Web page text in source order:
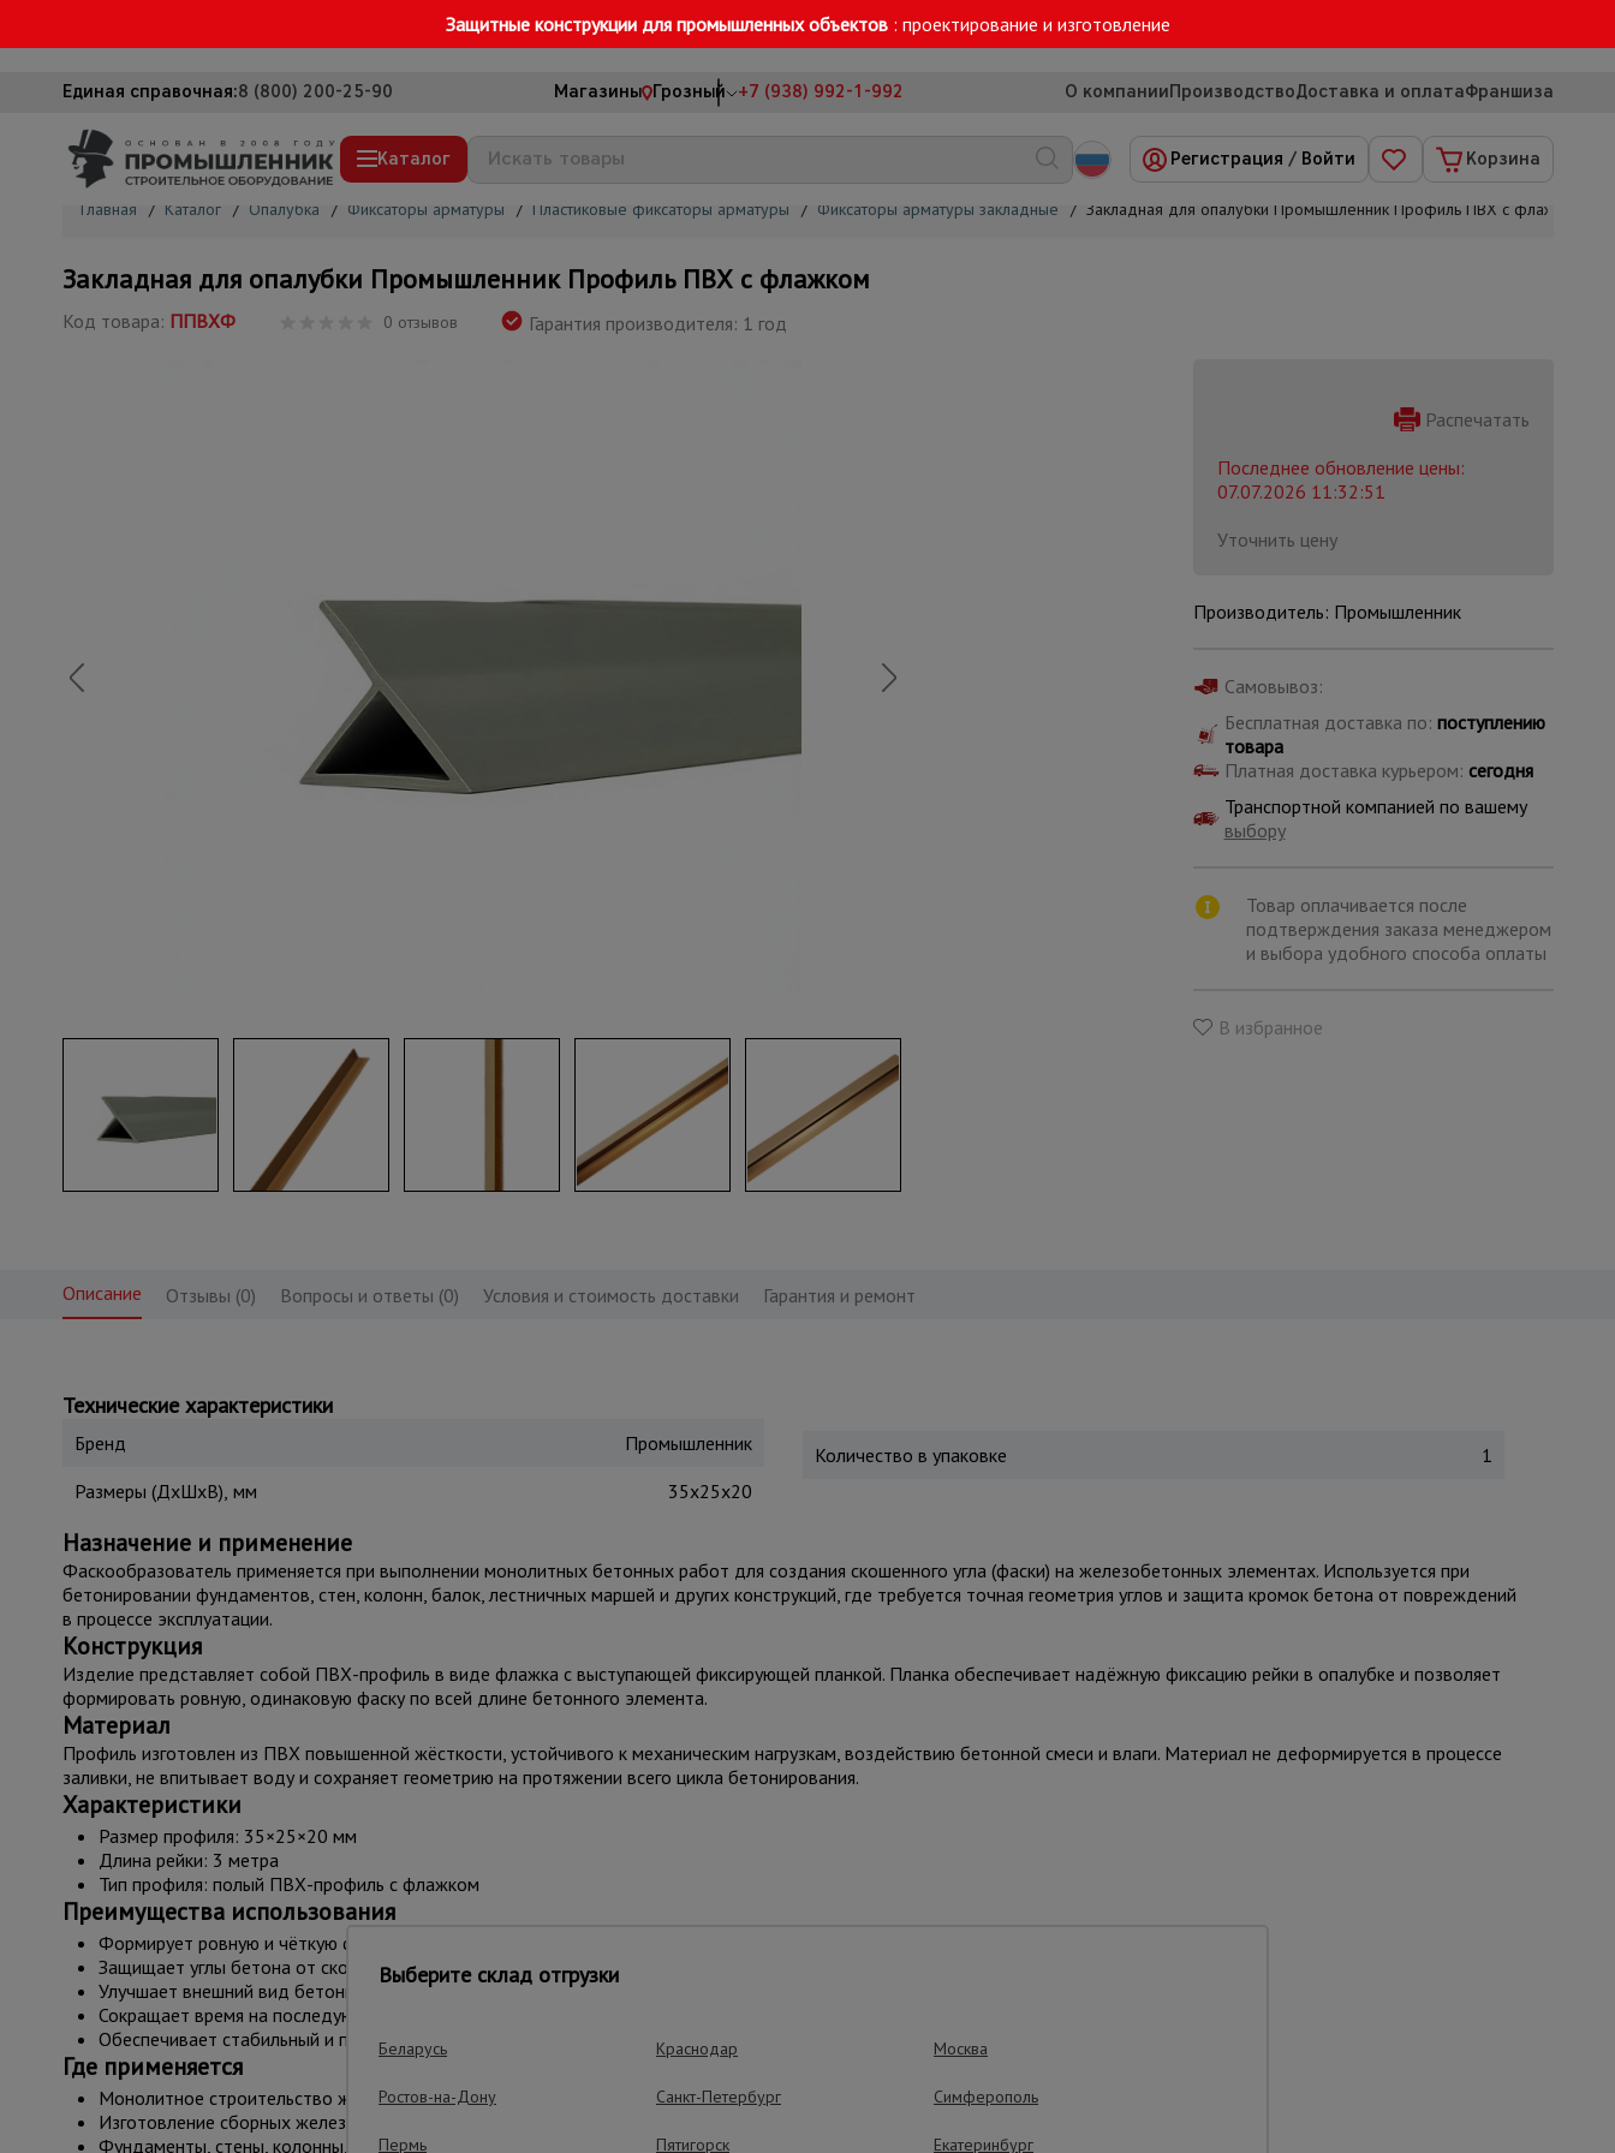
Защитные конструкции для промышленных объектов : проектирование и изготовление
Единая справочная:8 (800) 200-25-90 Магазины Грозный +7 (938) 992-1-992 О компанииПроизводствоДоставка и оплатаФраншиза
Каталог
Вышки-туры
Подмости строительные
Вибротехника для строительства
Оборудование для работы с арматурой
Оборудование для бетонных работ
Техника для склада
Тачки строительные и садовые
Каталог
Регистрация / Войти Корзина
Главная / Каталог / Опалубка / Фиксаторы арматуры / Пластиковые фиксаторы арматуры / Фиксаторы арматуры закладные / Закладная для опалубки Промышленник Профиль ПВХ с флажком
Закладная для опалубки Промышленник Профиль ПВХ с флажком
Код товара: ППВХФ 0 отзывов Гарантия производителя: 1 год
Распечатать
Последнее обновление цены:
07.07.2026 11:32:51
Уточнить цену
Производитель: Промышленник
Самовывоз:
Бесплатная доставка по: поступлению
товара
Платная доставка курьером: сегодня
Транспортной компанией по вашему
выбору
Товар оплачивается после
подтверждения заказа менеджером
и выбора удобного способа оплаты
В избранное
Описание Отзывы (0) Вопросы и ответы (0) Условия и стоимость доставки Гарантия и ремонт
Технические характеристики
Бренд
Промышленник
Размеры (ДхШхВ), мм
35x25x20
Количество в упаковке 1
Назначение и применение
Фаскообразователь применяется при выполнении монолитных бетонных работ для создания скошенного угла (фаски) на железобетонных элементах. Используется при
бетонировании фундаментов, стен, колонн, балок, лестничных маршей и других конструкций, где требуется точная геометрия углов и защита кромок бетона от повреждений
в процессе эксплуатации.
Конструкция
Изделие представляет собой ПВХ-профиль в виде флажка с выступающей фиксирующей планкой. Планка обеспечивает надёжную фиксацию рейки в опалубке и позволяет
формировать ровную, одинаковую фаску по всей длине бетонного элемента.
Материал
Профиль изготовлен из ПВХ повышенной жёсткости, устойчивого к механическим нагрузкам, воздействию бетонной смеси и влаги. Материал не деформируется в процессе
заливки, не впитывает воду и сохраняет геометрию на протяжении всего цикла бетонирования.
Характеристики
Размер профиля: 35×25×20 мм
Длина рейки: 3 метра
Тип профиля: полый ПВХ-профиль с флажком
Преимущества использования
Формирует ровную и чёткую фаску по всей длине конструкции.
Защищает углы бетона от сколов и разрушения при нагрузках и эксплуатации.
Улучшает внешний вид бетонных поверхностей и качество кромки.
Сокращает время на последующую обработку углов и доводочные операции.
Обеспечивает стабильный и повторяемый результат при серийных работах.
Где применяется
Монолитное строительство жилых, коммерческих и промышленных объектов.
Изготовление сборных железобетонных элементов.
Фундаменты, стены, колонны, балки, лестничные марши и другие ЖБК.
Выберите склад отгрузки
Беларусь Краснодар Москва
Ростов-на-Дону Санкт-Петербург Симферополь
Пермь Пятигорск Екатеринбург